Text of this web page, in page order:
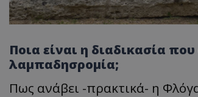
Ποια είναι η διαδικασία
λαμπαδησρομία;
Πως ανάβει -πρακτικά- η